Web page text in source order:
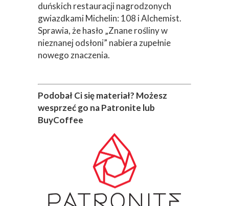
duńskich restauracji nagrodzonych
gwiazdkami Michelin: 108 i Alchemist.
Sprawia, że hasło „Znane rośliny w
nieznanej odsłoni” nabiera zupełnie
nowego znaczenia.
Podobał Ci się materiał? Możesz
wesprzeć go na Patronite lub
BuyCoffee